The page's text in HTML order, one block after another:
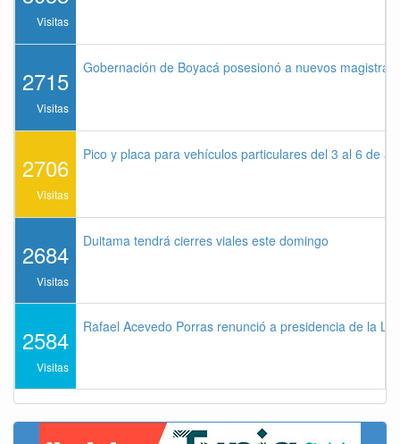
Visitas
2715
Visitas
Gobernación de Boyacá posesionó a nuevos
2706
Visitas
Pico y placa para vehículos particulares del 3 al 6 de
2684
Visitas
Duitama tendrá cierres viales este domingo
2584
Visitas
Rafael Acevedo Porras renunció a presidencia de la